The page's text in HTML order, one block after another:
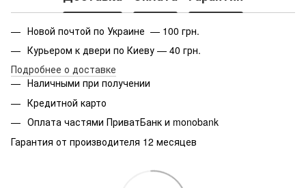
Новой почтой по Украине — 100 грн.
Курьером к двери по Киеву — 40 грн.
Подробнее о доставке
Наличными при получении
Кредитной карто
Оплата частями ПриватБанк и monobank
Гарантия от производителя 12 месяцев